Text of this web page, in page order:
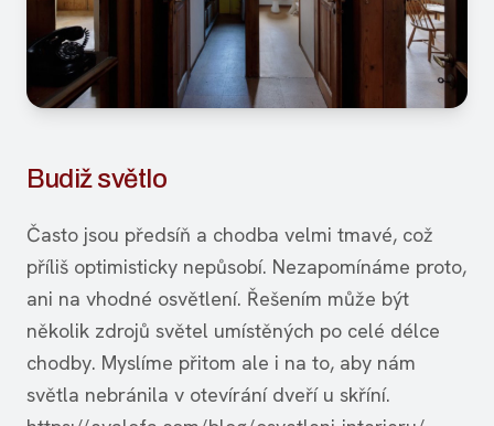
Budiž světlo
Často jsou předsíň a chodba velmi tmavé, což
příliš optimisticky nepůsobí. Nezapomínáme proto,
ani na vhodné osvětlení. Řešením může být
několik zdrojů světel umístěných po celé délce
chodby. Myslíme přitom ale i na to, aby nám
světla nebránila v otevírání dveří u skříní.